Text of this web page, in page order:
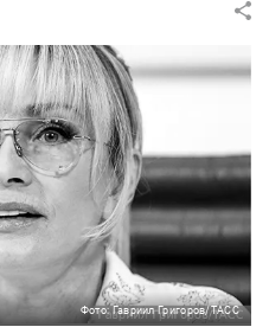
Фото: Гавриил Григоров/ТАСС